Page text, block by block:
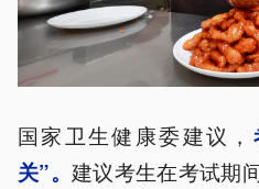
国家卫生健康委建议，
关”。 建议考生在考试期